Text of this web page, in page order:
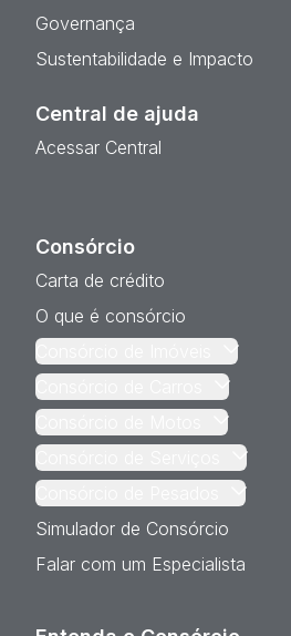
Governança
Sustentabilidade e Impacto
Central de ajuda
Acessar Central
Consórcio
Carta de crédito
O que é consórcio
Simulador de Consórcio
Falar com um Especialista